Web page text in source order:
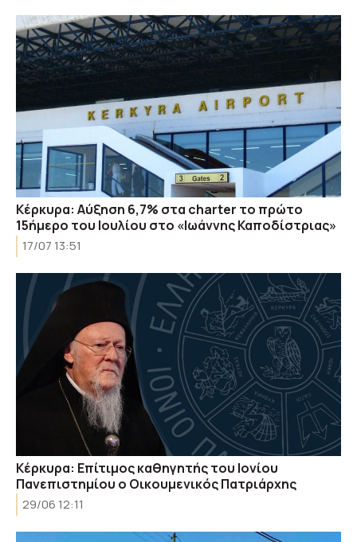
Κέρκυρα: Αύξηση 6,7% στα charter το πρώτο
15ήμερο του Ιουλίου στο «Ιωάννης Καποδίστριας»
17/07 13:51
Κέρκυρα: Επίτιμος καθηγητής του Ιονίου
Πανεπιστημίου ο Οικουμενικός Πατριάρχης
29/06 12:11